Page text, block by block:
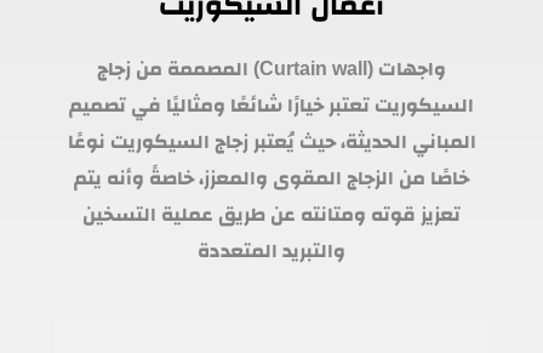
واجهات (Curtain wall) المصممة من زجاج
السيكوريت تعتبر خيارًا شائعًا ومثاليًا في تصميم
المباني الحديثة، حيث يُعتبر زجاج السيكوريت نوعًا
خاصًا من الزجاج المقوى والمعزز، خاصةً وأنه يتم
تعزيز قوته ومتانته عن طريق عملية التسخين
والتبريد المتعددة